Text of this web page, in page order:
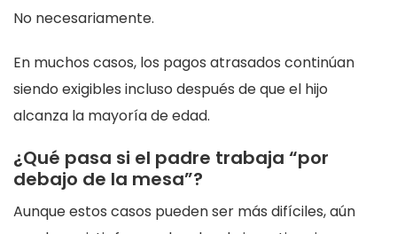
No necesariamente.
En muchos casos, los pagos atrasados continúan
siendo exigibles incluso después de que el hijo
alcanza la mayoría de edad.
¿Qué pasa si el padre trabaja “por
debajo de la mesa”?
Aunque estos casos pueden ser más difíciles, aún